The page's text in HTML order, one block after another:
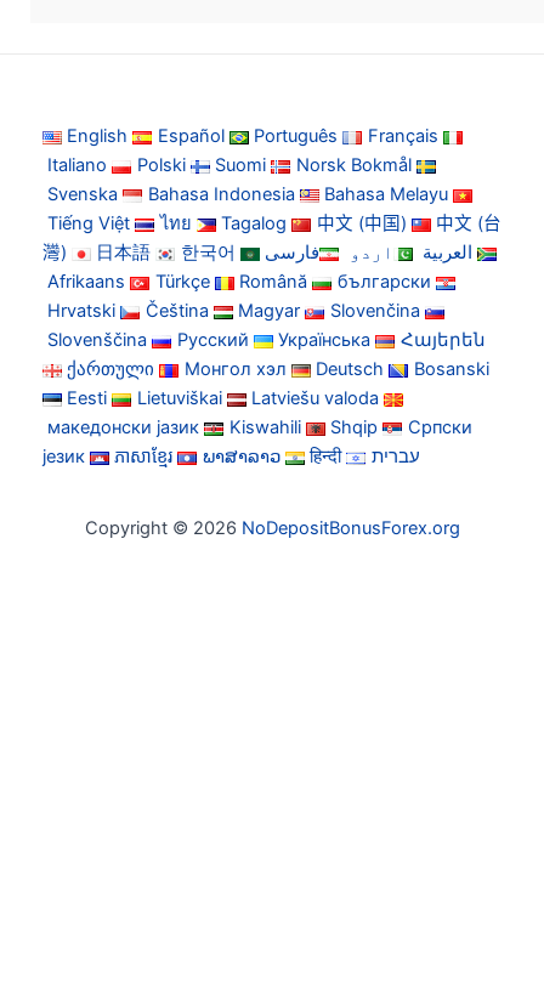
English Español Português
Français
Italiano
Polski Suomi
Norsk Bokmål
Svenska
Bahasa Indonesia
Bahasa Melayu
Tiếng Việt
ไทย Tagalog 中文 (中国)
中文 (台
灣)
日本語 한국어 العربية اردو
فارسی
Afrikaans
Türkçe Română
български
Hrvatski
Čeština Magyar
Slovenčina
Slovenščina
Русский Українська
Հայերեն
ქართული
Монгол хэл Deutsch
Bosanski
Eesti
Lietuviškai
Latviešu valoda
македонски јазик
Kiswahili Shqip
Српски
језик
ភាសាខ្មែរ ພາສາລາວ हिन्दी עברית
Copyright © 2026 NoDepositBonusForex.org